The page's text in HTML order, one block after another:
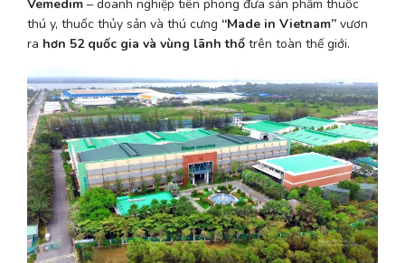
Vemedim – doanh nghiệp tiên phong đưa sản phẩm thuốc
thú y, thuốc thủy sản và thú cưng “Made in Vietnam” vươn
ra hơn 52 quốc gia và vùng lãnh thổ trên toàn thế giới.